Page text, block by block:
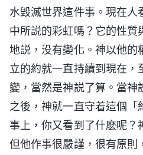
水毁滅世界這件事。現在人
中所説的彩虹嗎？它的性質
地説，没有變化。神以他的
立的約就一直持續到現在，
變，當然是神説了算。當神
之後，神就一直守着這個「
事上，你又看到了什麽呢？
但他作事很嚴謹，很有原則